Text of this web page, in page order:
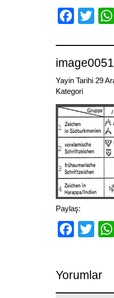
Yayin Tarihi 29
Kategori
Paylaş:
Yorumlar